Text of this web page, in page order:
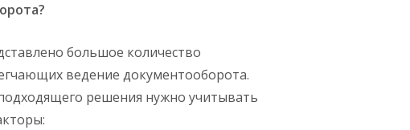
большое количество
ведение документооборота.
решения нужно учитывать